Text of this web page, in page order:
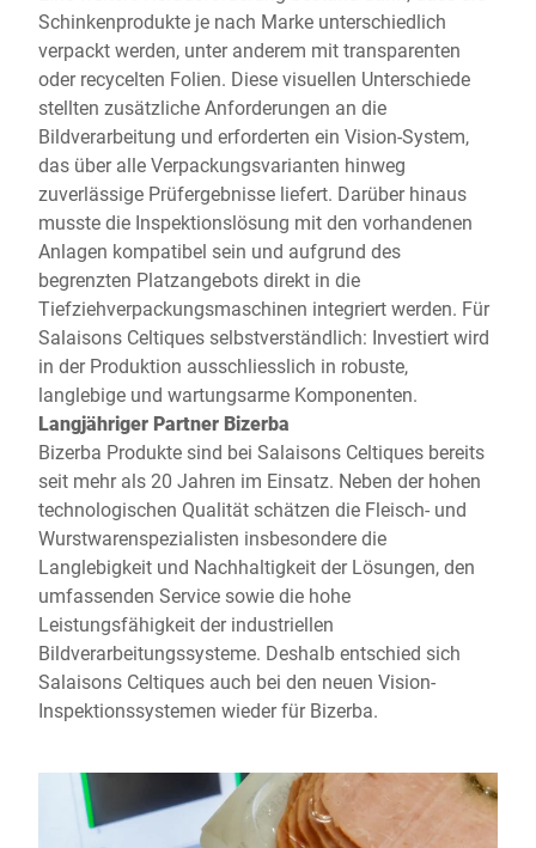
Schinkenprodukte je nach Marke unterschiedlich
verpackt werden, unter anderem mit transparenten
oder recycelten Folien. Diese visuellen Unterschiede
stellten zusätzliche Anforderungen an die
Bildverarbeitung und erforderten ein Vision-System,
das über alle Verpackungsvarianten hinweg
zuverlässige Prüfergebnisse liefert. Darüber hinaus
musste die Inspektionslösung mit den vorhandenen
Anlagen kompatibel sein und aufgrund des
begrenzten Platzangebots direkt in die
Tiefziehverpackungsmaschinen integriert werden. Für
Salaisons Celtiques selbstverständlich: Investiert wird
in der Produktion ausschliesslich in robuste,
langlebige und wartungsarme Komponenten.
Langjähriger Partner Bizerba
Bizerba Produkte sind bei Salaisons Celtiques bereits
seit mehr als 20 Jahren im Einsatz. Neben der hohen
technologischen Qualität schätzen die Fleisch- und
Wurstwarenspezialisten insbesondere die
Langlebigkeit und Nachhaltigkeit der Lösungen, den
umfassenden Service sowie die hohe
Leistungsfähigkeit der industriellen
Bildverarbeitungssysteme. Deshalb entschied sich
Salaisons Celtiques auch bei den neuen Vision-
Inspektionssystemen wieder für Bizerba.